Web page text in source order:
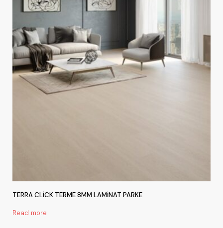
TERRA CLİCK TERME 8MM LAMİNAT PARKE
Read more